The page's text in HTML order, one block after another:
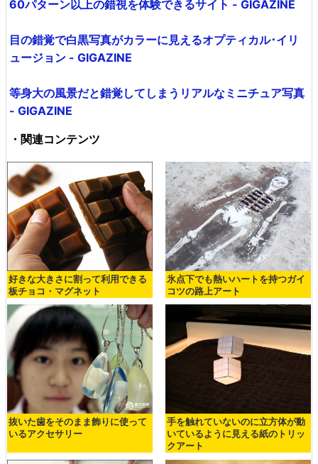
60パターン以上の錯視を体験できるサイト - GIGAZINE
目の錯覚で白黒写真がカラーに見えるオプティカル･イリ
ュージョン - GIGAZINE
等身大の風景だと錯覚してしまうリアルなミニチュア写真
- GIGAZINE
・関連コンテンツ
好きな大きさに割って利用できる
板チョコ・マグネット
氷点下でも熱いハートを持つガイ
コツの路上アート
抜いた歯をそのまま飾りに使って
いるアクセサリー
手を触れていないのに立方体が動
いているように見える紙のトリッ
クアート